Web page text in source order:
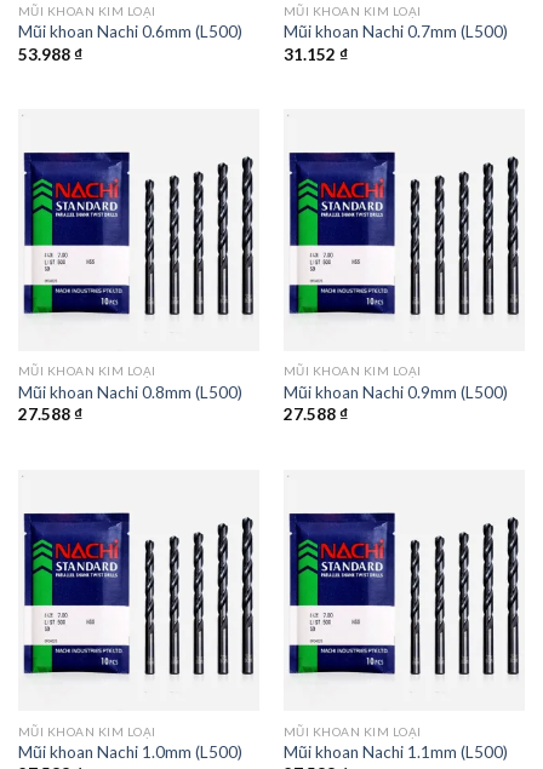
MŨI KHOAN KIM LOẠI
Mũi khoan Nachi 0.6mm (L500)
53.988₫
MŨI KHOAN KIM LOẠI
Mũi khoan Nachi 0.7mm (L500)
31.152 ₫
MŨI KHOAN KIM LOẠI
Mũi khoan Nachi 0.8mm (L500)
27.588₫
MŨI KHOAN KIM LOẠI
Mũi khoan Nachi 0.9mm (L500)
27.588₫
MŨI KHOAN KIM LOẠI
Mũi khoan Nachi 1.0mm (L500)
MŨI KHOAN KIM LOẠI
Mũi khoan Nachi 1.1mm (L500)